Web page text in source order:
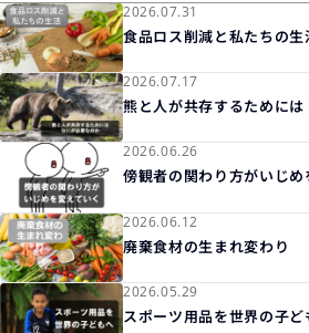
2026.07.31
食品ロス削減と私たちの生
2026.07.17
熊と人が共存するために
2026.06.26
傍観者の関わり方がいじめ
2026.06.12
廃棄食材の生まれ変わり
2026.05.29
スポーツ用品を世界の子ど